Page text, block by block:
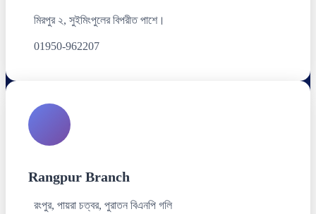
মিরপুর ২, সুইমিংপুলের বিপরীত পাশে।
01950-962207
Rangpur Branch
রংপুর, পায়রা চত্বর, পুরাতন বিএনপি গলি